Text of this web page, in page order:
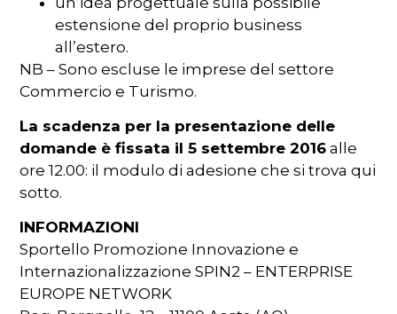
estensione del proprio business
all’estero.
NB – Sono escluse le imprese del settore
Commercio e Turismo.
La scadenza per la presentazione delle
domande è fissata il 5 settembre 2016 alle
ore 12.00: il modulo di adesione che si trova qui
sotto.
INFORMAZIONI
Sportello Promozione Innovazione e
Internazionalizzazione SPIN2 – ENTERPRISE
EUROPE NETWORK